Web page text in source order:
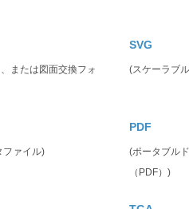
または図面交換フォ
SVG
(スケーラブ
ファイル)
PDF
(ポータブル
（PDF）)